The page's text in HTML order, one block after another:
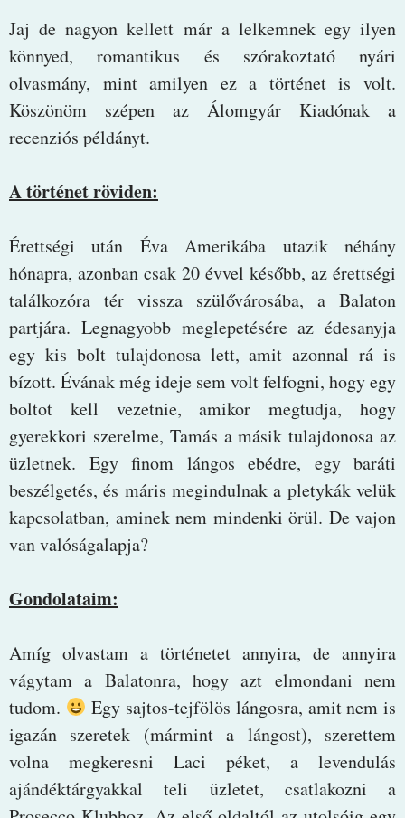
Jaj de nagyon kellett már a lelkemnek egy ilyen
könnyed, romantikus és szórakoztató nyári
olvasmány, mint amilyen ez a történet is volt.
Köszönöm szépen az Álomgyár Kiadónak a
recenziós példányt.
A történet röviden:
Érettségi után Éva Amerikába utazik néhány
hónapra, azonban csak 20 évvel később, az érettségi
találkozóra tér vissza szülővárosába, a Balaton
partjára. Legnagyobb meglepetésére az édesanyja
egy kis bolt tulajdonosa lett, amit azonnal rá is
bízott. Évának még ideje sem volt felfogni, hogy egy
boltot kell vezetnie, amikor megtudja, hogy
gyerekkori szerelme, Tamás a másik tulajdonosa az
üzletnek. Egy finom lángos ebédre, egy baráti
beszélgetés, és máris megindulnak a pletykák velük
kapcsolatban, aminek nem mindenki örül. De vajon
van valóságalapja?
Gondolataim:
Amíg olvastam a történetet annyira, de annyira
vágytam a Balatonra, hogy azt elmondani nem
tudom.
Egy sajtos-tejfölös lángosra, amit nem is
igazán szeretek (mármint a lángost), szerettem
volna megkeresni Laci péket, a levendulás
ajándéktárgyakkal teli üzletet, csatlakozni a